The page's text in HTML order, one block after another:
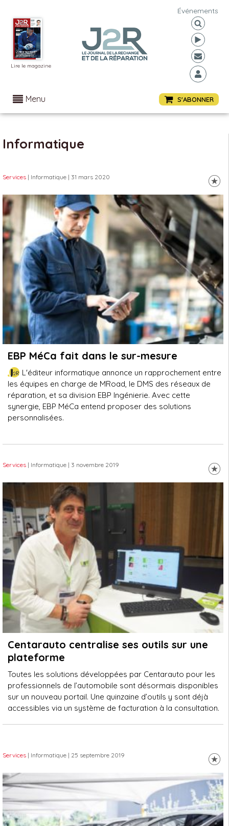
Lire le magazine
Événements
Menu S'ABONNER
Informatique
Services | Informatique | 31 mars 2020
EBP MéCa fait dans le sur-mesure
L'éditeur informatique annonce un rapprochement entre
les équipes en charge de MRoad, le DMS des réseaux de
réparation, et sa division EBP Ingénierie. Avec cette
synergie, EBP MéCa entend proposer des solutions
personnalisées.
Services | Informatique | 3 novembre 2019
Centarauto centralise ses outils sur une
plateforme
Toutes les solutions développées par Centarauto pour les
professionnels de l’automobile sont désormais disponibles
sur un nouveau portail. Une quinzaine d’outils y sont déjà
accessibles via un système de facturation à la consultation.
Services | Informatique | 25 septembre 2019